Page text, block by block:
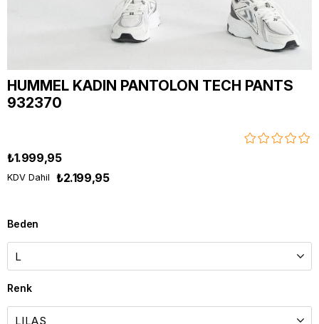
HUMMEL KADIN PANTOLON TECH PANTS
932370
₺1.999,95
KDV Dahil ₺2.199,95
Beden
Renk